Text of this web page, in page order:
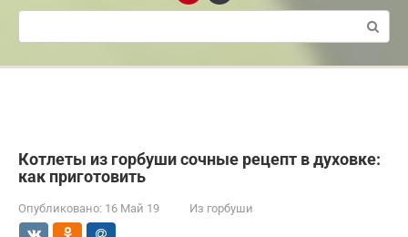
Поиск:
Котлеты из горбуши сочные рецепт в духовке:
как приготовить
Опубликовано: 16 Май 19 Из горбуши